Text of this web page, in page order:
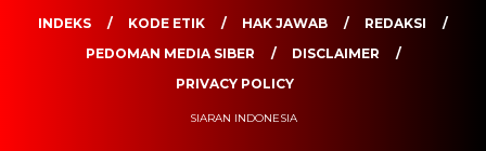
INDEKS KODE ETIK HAK JAWAB
REDAKSI
PEDOMAN MEDIA SIBER
DISCLAIMER
PRIVACY POLICY
SIARAN INDONESIA